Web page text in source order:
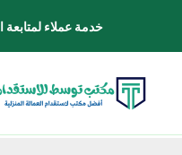
خدمة عملاء
المحتوى